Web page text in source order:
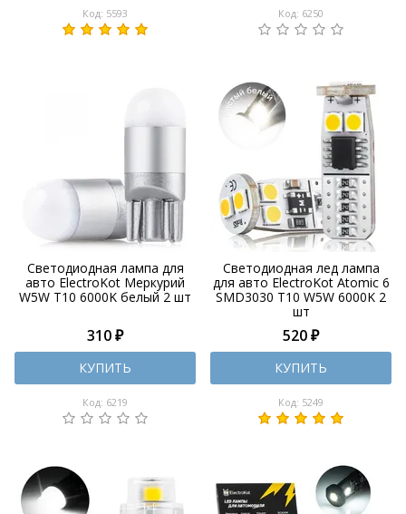
Код: 5593 Код: 6250
Светодиодная лампа для
авто ElectroKot Меркурий
W5W T10 6000K белый 2 шт
310 ₽
КУПИТЬ
Код: 6219
Светодиодная лед лампа
для авто ElectroKot Atomic 6
SMD3030 T10 W5W 6000K 2
шт
520 ₽
КУПИТЬ
Код: 5249